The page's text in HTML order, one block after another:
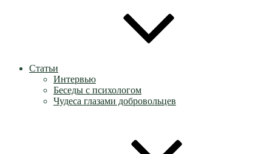
Статьи
Интервью
Беседы с психологом
Чудеса глазами добровольцев